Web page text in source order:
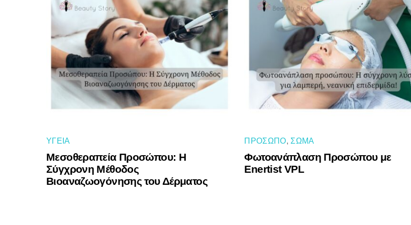
ΥΓΕΊΑ
Μεσοθεραπεία Προσώπου: Η
Σύγχρονη Μέθοδος
Βιοαναζωογόνησης του Δέρματος
ΠΡΌΣΩΠΟ, ΣΏΜΑ
Φωτοανάπλαση Προσώπου με
Enertist VPL